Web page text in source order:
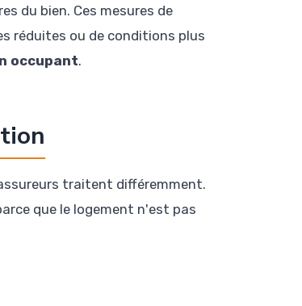
du bien. Ces mesures de
réduites ou de conditions plus
occupant.
traitent différemment.
que le logement n'est pas